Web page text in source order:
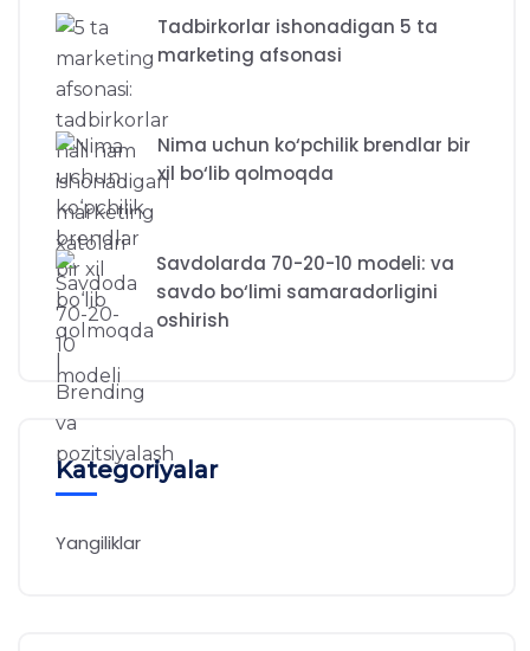
Tadbirkorlar ishonadigan 5 ta
marketing afsonasi
Nima uchun ko‘pchilik brendlar bir
xil bo‘lib qolmoqda
Savdolarda 70-20-10 modeli: va
savdo bo‘limi samaradorligini
oshirish
Kategoriyalar
Yangiliklar